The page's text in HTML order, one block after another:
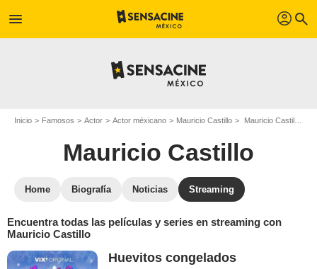
menu profil search
Inicio Famosos Actor Actor méxicano Mauricio Castillo Mauricio Castillo : películas y series online
Mauricio Castillo
Home Biografía Noticias Streaming
Encuentra todas las películas y series en streaming con
Mauricio Castillo
Huevitos congelados